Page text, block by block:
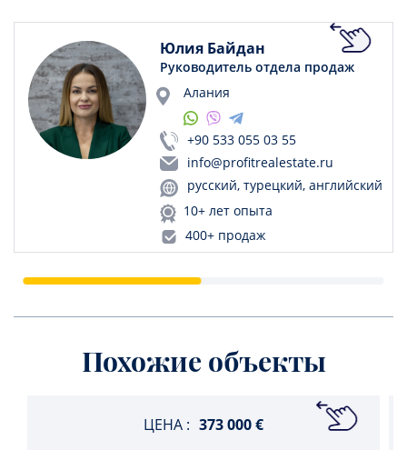
Юлия Байдан
Руководитель отдела продаж
Алания
+90 533 055 03 55
info@profitrealestate.ru
русский, турецкий, английский
10+ лет опыта
400+ продаж
Похожие объекты
ЦЕНА : 373 000 €